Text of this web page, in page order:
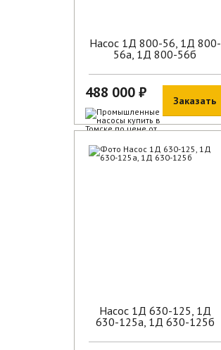
Насос 1Д 800-56, 1Д 800-
56а, 1Д 800-56б
488 000 ₽
В наличии
Заказать
Насос 1Д 630-125, 1Д
630-125а, 1Д 630-125б